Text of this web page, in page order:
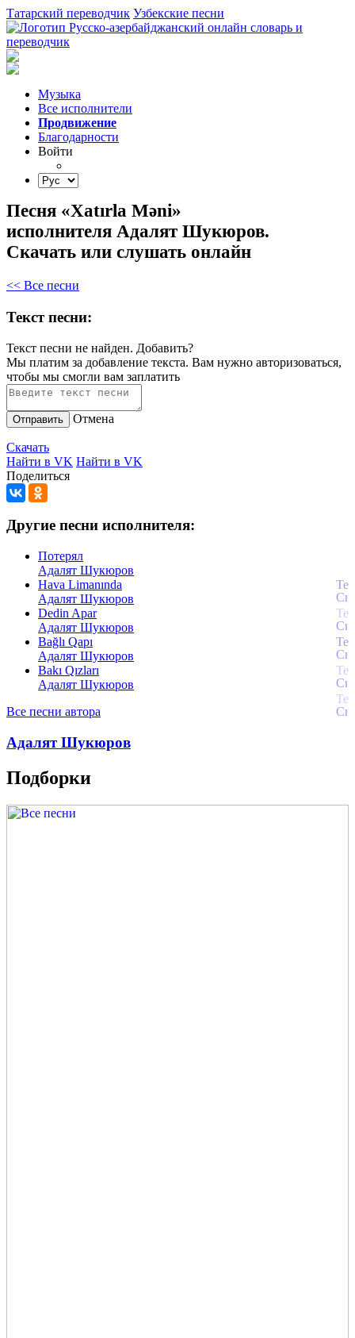
Татарский переводчик Узбекские песни
Музыка
Все исполнители
Продвижение
Благодарности
Войти
Песня «Xatırla Məni»
исполнителя Адалят Шукюров.
Скачать или слушать онлайн
<< Все песни
Текст песни:
Текст песни не найден. Добавить?
Мы платим за добавление текста. Вам нужно авторизоваться,
чтобы мы смогли вам заплатить
Отправить Отмена
Скачать
Найти в VK Найти в VK
Поделиться
Другие песни исполнителя:
Потерял
Адалят Шукюров
Hava Limanında
Адалят Шукюров
Dedin Apar
Адалят Шукюров
Bağlı Qapı
Адалят Шукюров
Bakı Qızları
Адалят Шукюров
Все песни автора
Адалят Шукюров
Подборки